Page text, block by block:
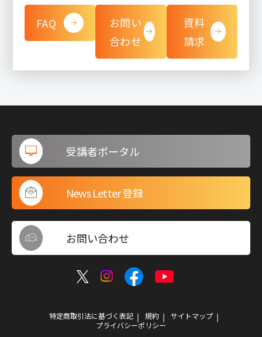
FAQ
お問い
合わせ
資料
請求
特定商取引法に基づく表記 規約
サイトマップ
プライバシーポリシー
受講者ポータル
News Letter 登録
お問い合わせ